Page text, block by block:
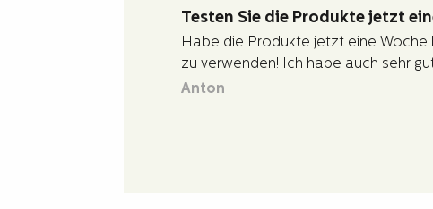
Testen Sie die Produkte jetzt
Habe die Produkte jetzt eine Woche
zu verwenden! Ich habe auch sehr
Anton